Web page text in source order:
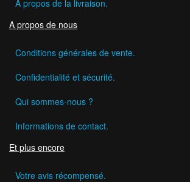
A propos de la livraison.
A propos de nous
Conditions générales de vente.
Confidentialité et sécurité.
Qui sommes-nous ?
Informations de contact.
Et plus encore
Votre avis récompensé.